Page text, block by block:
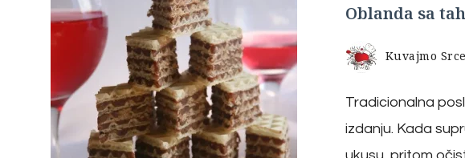
Oblanda sa
Kuvajmo
Tradicionalna
izdanju. Kada